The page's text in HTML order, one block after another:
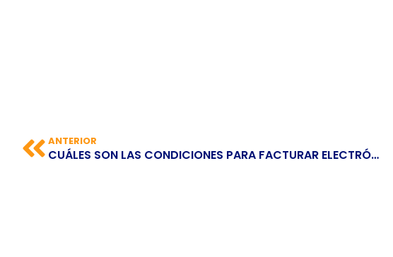
ANTERIOR
CUÁLES SON LAS CONDICIONES PARA FACTURAR ELECTRÓNICAMENTE EN COSTA RICA